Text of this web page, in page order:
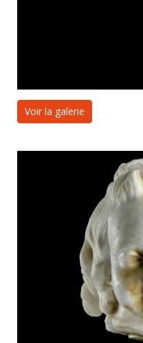
Voir la galerie